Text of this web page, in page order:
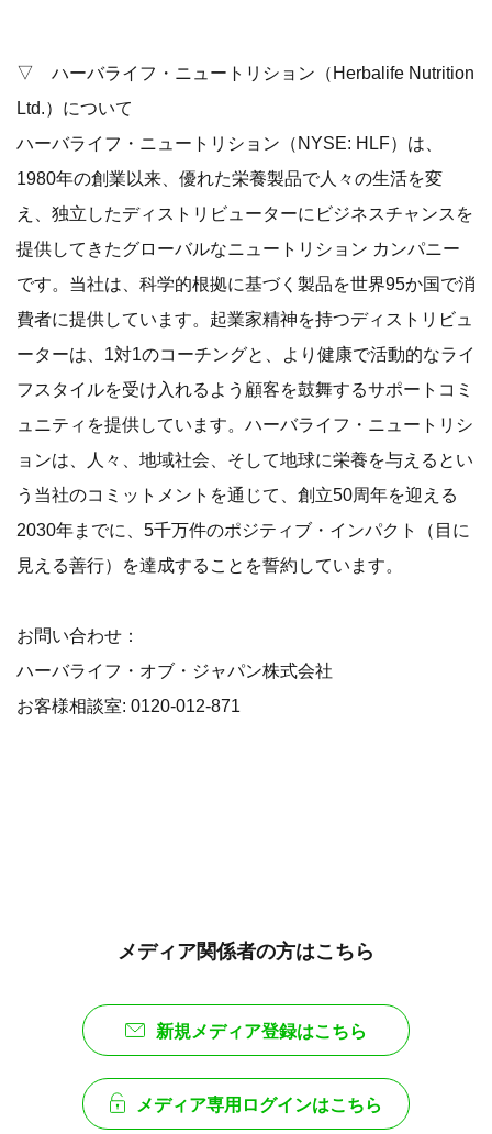
▽ ハーバライフ・ニュートリション（Herbalife Nutrition
Ltd.）について
ハーバライフ・ニュートリション（NYSE: HLF）は、
1980年の創業以来、優れた栄養製品で人々の生活を変
え、独立したディストリビューターにビジネスチャンスを
提供してきたグローバルなニュートリション カンパニー
です。当社は、科学的根拠に基づく製品を世界95か国で消
費者に提供しています。起業家精神を持つディストリビュ
ーターは、1対1のコーチングと、より健康で活動的なライ
フスタイルを受け入れるよう顧客を鼓舞するサポートコミ
ュニティを提供しています。ハーバライフ・ニュートリシ
ョンは、人々、地域社会、そして地球に栄養を与えるとい
う当社のコミットメントを通じて、創立50周年を迎える
2030年までに、5千万件のポジティブ・インパクト（目に
見える善行）を達成することを誓約しています。
お問い合わせ：
ハーバライフ・オブ・ジャパン株式会社
お客様相談室: 0120-012-871
メディア関係者の方はこちら
新規メディア登録はこちら
メディア専用ログインはこちら